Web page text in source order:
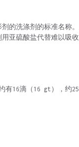
的洗涤剂的标准名称
亚硫酸盐代替难以吸
有16滴（16 gt），